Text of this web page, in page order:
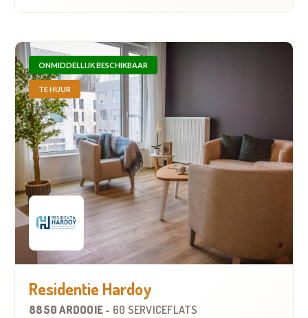
ONMIDDELLIJK BESCHIKBAAR
TE HUUR
Residentie Hardoy
8850 ARDOOIE - 60 SERVICEFLATS